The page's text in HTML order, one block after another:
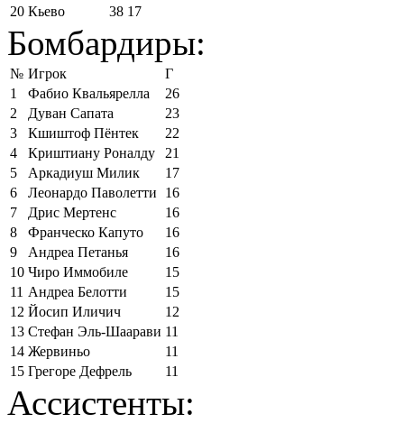
20 Кьево 38 17
Бомбардиры:
№ Игрок
Г
1
Фабио Квальярелла
26
2
Дуван Сапата
23
3
Кшиштоф Пёнтек
22
4
Криштиану Роналду
21
5
Аркадиуш Милик
17
6
Леонардо Паволетти
16
7
Дрис Мертенс
16
8
Франческо Капуто
16
9
Андреа Петанья
16
10 Чиро Иммобиле
15
11 Андреа Белотти
15
12 Йосип Иличич
12
13 Стефан Эль-Шаарави 11
14 Жервиньо
11
15 Грегоре Дефрель 11
Ассистенты: